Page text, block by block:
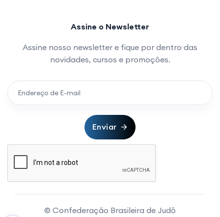
Assine o Newsletter
Assine nosso newsletter e fique por dentro das
novidades, cursos e promoções.
Enviar
© Confederação Brasileira de Judô